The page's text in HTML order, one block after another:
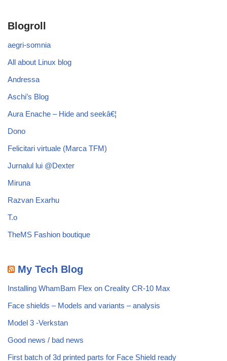
Blogroll
aegri-somnia
All about Linux blog
Andressa
Aschi’s Blog
Aura Enache – Hide and seekâ€¦
Dono
Felicitari virtuale (Marca TFM)
Jurnalul lui @Dexter
Miruna
Razvan Exarhu
T.o
TheMS Fashion boutique
My Tech Blog
Installing WhamBam Flex on Creality CR-10 Max
Face shields – Models and variants – analysis
Model 3 -Verkstan
Good news / bad news
First batch of 3d printed parts for Face Shield ready